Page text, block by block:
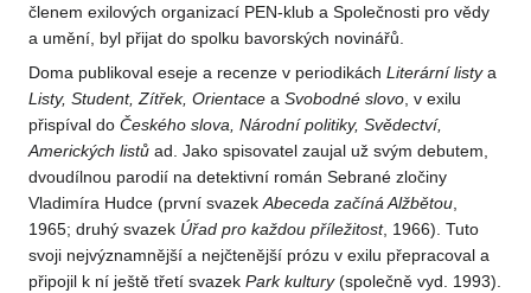
členem exilových organizací PEN-klub a Společnosti pro vědy
a umění, byl přijat do spolku bavorských novinářů.
Doma publikoval eseje a recenze v periodikách Literární listya
Listy, Student, Zítřek, Orientace a Svobodné slovo , v exilu
přispíval do Českého slova, Národní politiky, Svědectví,
Amerických listů ad. Jako spisovatel zaujal už svým debutem,
dvoudílnou parodií na detektivní román Sebrané zločiny
Vladimíra Hudce (první svazek Abeceda začíná Alžbětou
1965; druhý svazek Úřad pro každou příležitost, 1966). Tuto
svoji nejvýznamnější a nejčtenější prózu v exilu přepracoval a
připojil k ní ještě třetí svazek Park kultury(společně vyd. 1993).